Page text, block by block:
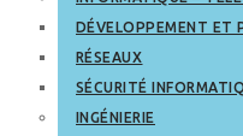
DÉVELOPPEMENT ET
RÉSEAUX
SÉCURITÉ
INGÉNIERIE